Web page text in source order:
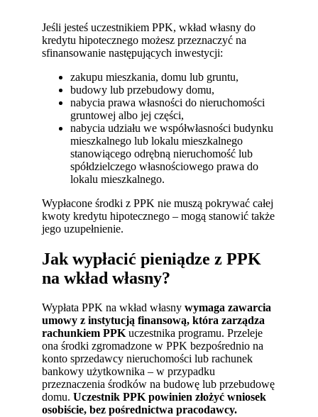
Jeśli jesteś uczestnikiem PPK, wkład własny do
kredytu hipotecznego możesz przeznaczyć na
sfinansowanie następujących inwestycji:
zakupu mieszkania, domu lub gruntu,
budowy lub przebudowy domu,
nabycia prawa własności do nieruchomości
gruntowej albo jej części,
nabycia udziału we współwłasności budynku
mieszkalnego lub lokalu mieszkalnego
stanowiącego odrębną nieruchomość lub
spółdzielczego własnościowego prawa do
lokalu mieszkalnego.
Wypłacone środki z PPK nie muszą pokrywać całej
kwoty kredytu hipotecznego – mogą stanowić także
jego uzupełnienie.
Jak wypłacić pieniądze z PPK
na wkład własny?
Wypłata PPK na wkład własnywymaga zawarcia
umowy z instytucją finansową, która zarządza
rachunkiem PPKuczestnika programu. Przeleje
ona środki zgromadzone w PPK bezpośrednio na
konto sprzedawcy nieruchomości lub rachunek
bankowy użytkownika – w przypadku
przeznaczenia środków na budowę lub przebudowę
domu.Uczestnik PPK powinien złożyć wniosek
osobiście, bez pośrednictwa pracodawcy.